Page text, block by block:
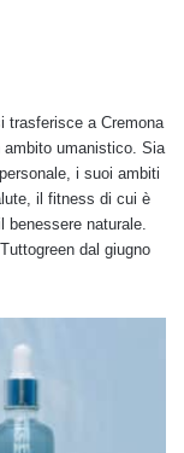
trasferisce a Cremona
ambito umanistico. Sia
i suoi ambiti
il fitness di cui è
benessere naturale.
dal giugno